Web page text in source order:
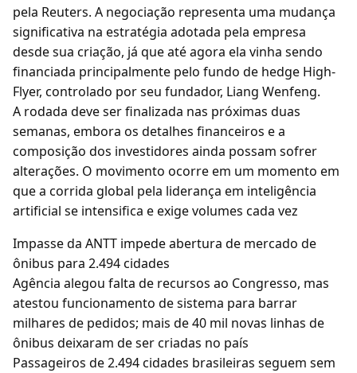
pela Reuters. A negociação representa uma mudança
significativa na estratégia adotada pela empresa
desde sua criação, já que até agora ela vinha sendo
financiada principalmente pelo fundo de hedge High-
Flyer, controlado por seu fundador, Liang Wenfeng.
A rodada deve ser finalizada nas próximas duas
semanas, embora os detalhes financeiros e a
composição dos investidores ainda possam sofrer
alterações. O movimento ocorre em um momento em
que a corrida global pela liderança em inteligência
artificial se intensifica e exige volumes cada vez
Impasse da ANTT impede abertura de mercado de
ônibus para 2.494 cidades
Agência alegou falta de recursos ao Congresso, mas
atestou funcionamento de sistema para barrar
milhares de pedidos; mais de 40 mil novas linhas de
ônibus deixaram de ser criadas no país
Passageiros de 2.494 cidades brasileiras seguem sem